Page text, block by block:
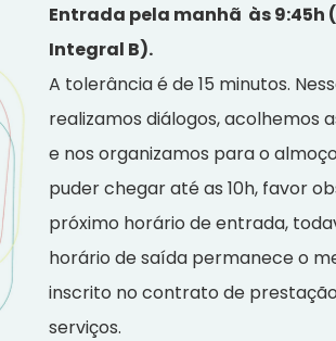
Entrada pela manhã às 9:45h
Integral B).
A tolerância é de 15 minutos.
realizamos diálogos, acolhemos
e nos organizamos para o
puder chegar até as 10h, favor
próximo horário de entrada,
horário de saída permanece o
inscrito no contrato de
serviços.